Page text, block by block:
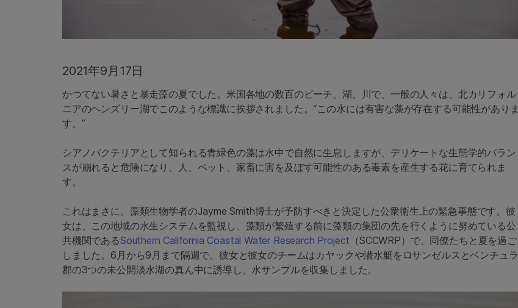
2021年9月17日
かつてない暑さと暴走藻の夏でした。米国各地の数百のビーチ、湖、川で、一般の人々は、北カリフォル
ニアのヘンズリー湖でこのような標識に挨拶されました。“この水には有害な藻が存在する可能性がありま
す。”
シアノバクテリアとして知られる青緑色の藻は水中で自然に生息しますが、デリケートな生態学的バラン
スが崩れると危険になり、人、ペット、家畜に害を及ぼす可能性のある毒素を産生する花に育てられま
す。
これはまさに、藻類生物学者のJayme Smith博士が予防すべきと決定した公衆衛生上の緊急事態です。彼
女は、この地域の水生システムを監視し、藻類が繁殖する前に藻類の集団の先を行くように努めている公
共機関であるSouthern California Coastal Water Research Project （SCCWRP）で、同僚たちと夏を過ご
しました。6月から9月まで隔週で、彼女と彼女のチームはカヤックや潜水艇をロサンゼルスとベンチュラ
郡の3つの未公開淡水湖の真ん中に誘導し、水サンプルを収集しました。